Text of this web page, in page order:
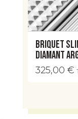
Briquet
diamant
325,00 €